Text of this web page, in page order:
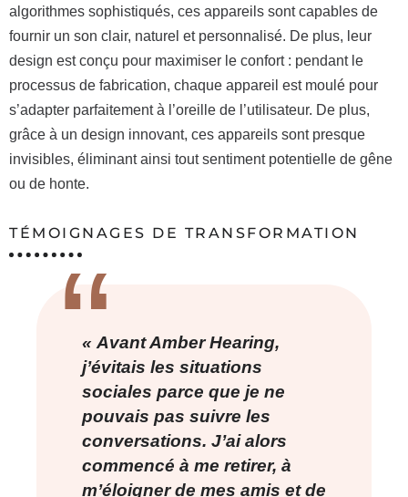
algorithmes sophistiqués, ces appareils sont capables de
fournir un son clair, naturel et personnalisé. De plus, leur
design est conçu pour maximiser le confort : pendant le
processus de fabrication, chaque appareil est moulé pour
s’adapter parfaitement à l’oreille de l’utilisateur. De plus,
grâce à un design innovant, ces appareils sont presque
invisibles, éliminant ainsi tout sentiment potentielle de gêne
ou de honte.
TÉMOIGNAGES DE TRANSFORMATION
« Avant Amber Hearing,
j’évitais les situations
sociales parce que je ne
pouvais pas suivre les
conversations. J’ai alors
commencé à me retirer, à
m’éloigner de mes amis et de